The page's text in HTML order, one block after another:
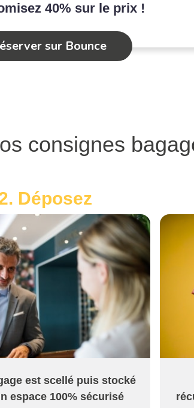
40% sur le prix !
sur Bounce
consignes
Déposez
est scellé puis stocké
espace 100% sécurisé